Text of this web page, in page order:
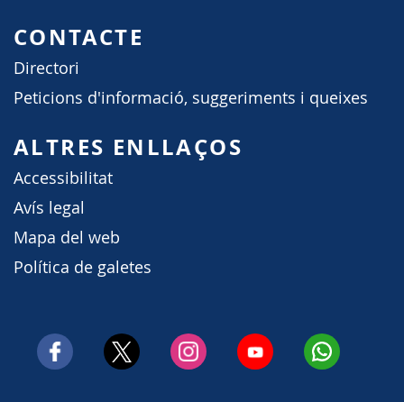
CONTACTE
Directori
Peticions d'informació, suggeriments i queixes
ALTRES ENLLAÇOS
Accessibilitat
Avís legal
Mapa del web
Política de galetes